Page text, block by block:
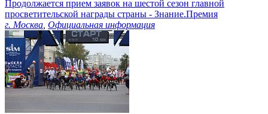
Продолжается прием заявок на шестой сезон главной
просветительской награды страны - Знание.Премия
г. Москва Официальная информация